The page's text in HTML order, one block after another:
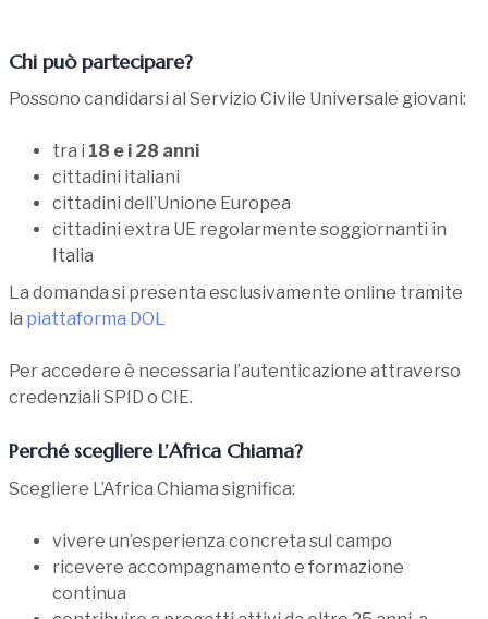
Chi può partecipare?
Possono candidarsi al Servizio Civile Universale giovani:
tra i 18 e i 28 anni
cittadini italiani
cittadini dell’Unione Europea
cittadini extra UE regolarmente soggiornanti in
Italia
La domanda si presenta esclusivamente online tramite
la piattaforma DOL
Per accedere è necessaria l’autenticazione attraverso
credenziali SPID o CIE.
Perché scegliere L’Africa Chiama?
Scegliere L’Africa Chiama significa:
vivere un’esperienza concreta sul campo
ricevere accompagnamento e formazione
continua